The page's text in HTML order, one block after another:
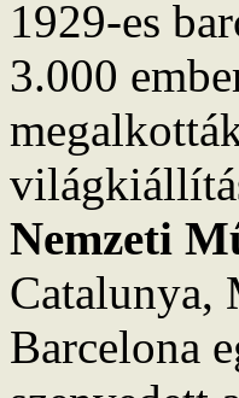
1929-es
3.000
Nemzeti
Catalunya,
Barcelona